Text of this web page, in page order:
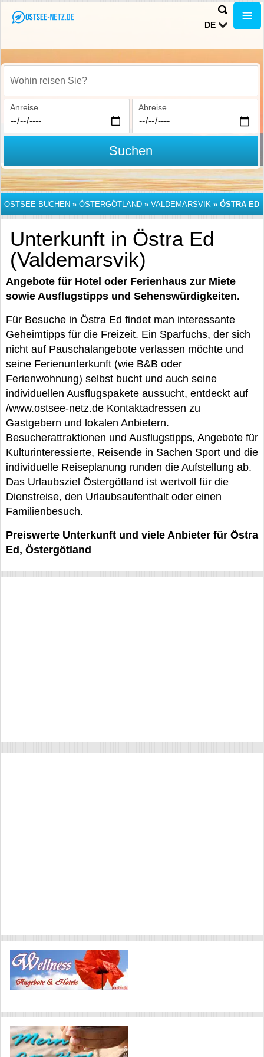
DE
Wohin reisen Sie?
Anreise Abreise
Suchen
OSTSEE BUCHEN » ÖSTERGÖTLAND » VALDEMARSVIK » ÖSTRA ED
Unterkunft in Östra Ed
(Valdemarsvik)
Angebote für Hotel oder Ferienhaus zur Miete
sowie Ausflugstipps und Sehenswürdigkeiten.
Für Besuche in Östra Ed findet man interessante
Geheimtipps für die Freizeit. Ein Sparfuchs, der sich
nicht auf Pauschalangebote verlassen möchte und
seine Ferienunterkunft (wie B&B oder
Ferienwohnung) selbst bucht und auch seine
individuellen Ausflugspakete aussucht, entdeckt auf
/www.ostsee-netz.de Kontaktadressen zu
Gastgebern und lokalen Anbietern.
Besucherattraktionen und Ausflugstipps, Angebote für
Kulturinteressierte, Reisende in Sachen Sport und die
individuelle Reiseplanung runden die Aufstellung ab.
Das Urlaubsziel Östergötland ist wertvoll für die
Dienstreise, den Urlaubsaufenthalt oder einen
Familienbesuch.
Preiswerte Unterkunft und viele Anbieter für Östra
Ed, Östergötland